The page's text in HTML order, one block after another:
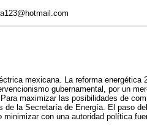
mexicana. La reforma energética
gubernamental, por un
maximizar las posibilidades de
la Secretaría de Energía. El paso
con una autoridad política